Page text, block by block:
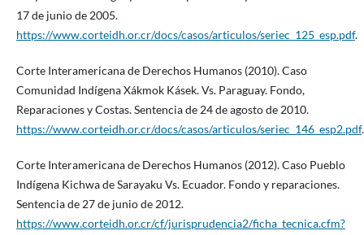
17 de junio de 2005.
https://www.corteidh.or.cr/docs/casos/articulos/seriec_125_esp.pdf.
Corte Interamericana de Derechos Humanos (2010). Caso
Comunidad Indígena Xákmok Kásek. Vs. Paraguay. Fondo,
Reparaciones y Costas. Sentencia de 24 de agosto de 2010.
https://www.corteidh.or.cr/docs/casos/articulos/seriec_146_esp2.pdf.
Corte Interamericana de Derechos Humanos (2012). Caso Pueblo
Indígena Kichwa de Sarayaku Vs. Ecuador. Fondo y reparaciones.
Sentencia de 27 de junio de 2012.
https://www.corteidh.or.cr/cf/jurisprudencia2/ficha_tecnica.cfm?